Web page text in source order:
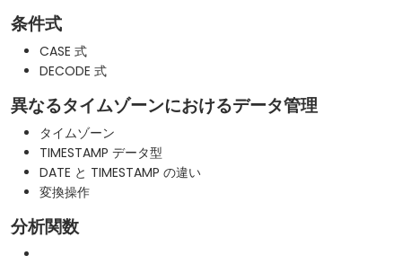
条件式
CASE 式
DECODE 式
異なるタイムゾーンにおけるデータ管理
タイムゾーン
TIMESTAMP データ型
DATE と TIMESTAMP の違い
変換操作
分析関数